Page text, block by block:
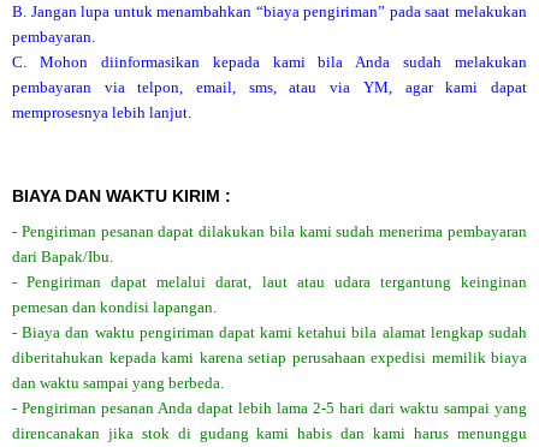
B. Jangan lupa untuk menambahkan “biaya pengiriman” pada saat melakukan
pembayaran.
C. Mohon diinformasikan kepada kami bila Anda sudah melakukan
pembayaran via telpon, email, sms, atau via YM, agar kami dapat
memprosesnya lebih lanjut.
BIAYA DAN WAKTU KIRIM :
- Pengiriman pesanan dapat dilakukan bila kami sudah menerima pembayaran
dari Bapak/Ibu.
- Pengiriman dapat melalui darat, laut atau udara tergantung keinginan
pemesan dan kondisi lapangan.
- Biaya dan waktu pengiriman dapat kami ketahui bila alamat lengkap sudah
diberitahukan kepada kami karena setiap perusahaan expedisi memilik biaya
dan waktu sampai yang berbeda.
- Pengiriman pesanan Anda dapat lebih lama 2-5 hari dari waktu sampai yang
direncanakan jika stok di gudang kami habis dan kami harus menunggu